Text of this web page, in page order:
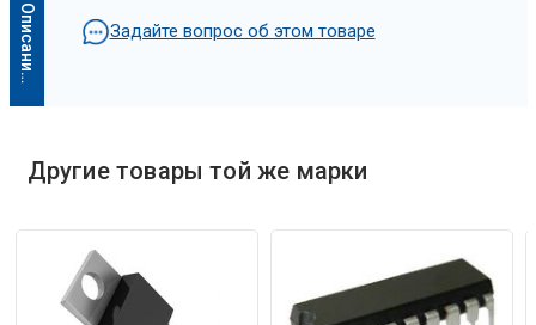
О
п
и
с
а
н
и
е
и
с
к
у
с
с
т
в
е
н
н
о
г
о
и
н
т
е
л
л
е
к
т
а Задайте вопрос об этом товаре
Другие товары той же марки